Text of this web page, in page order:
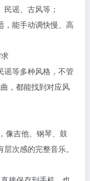
谣、古风等；​
，能手动调快慢、高
谣等多种风格，不管
，都能找到对应风
像吉他、钢琴、鼓
次感的完整音乐。​